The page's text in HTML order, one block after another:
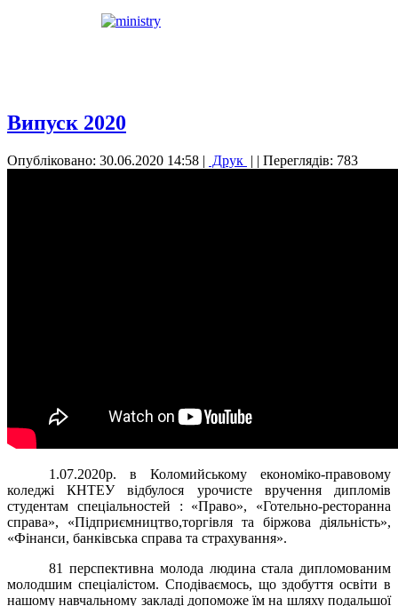
Випуск 2020
Опубліковано: 30.06.2020 14:58 | Друк | | Переглядів: 783
1.07.2020р. в Коломийському економіко-правовому
коледжі КНТЕУ відбулося урочисте вручення дипломів
студентам спеціальностей : «Право», «Готельно-ресторанна
справа», «Підприємництво,торгівля та біржова діяльність»,
«Фінанси, банківська справа та страхування».
81 перспективна молода людина стала дипломованим
молодшим спеціалістом. Сподіваємось, що здобуття освіти в
нашому навчальному закладі допоможе їм на шляху подальшої